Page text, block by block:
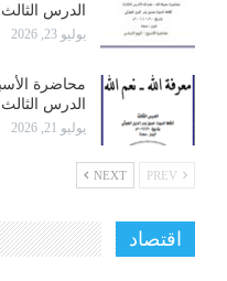
الدرس
يوليو 23, 2026
محاضرة
الدرس
يوليو 21, 2026
NEXT
اقتصاد